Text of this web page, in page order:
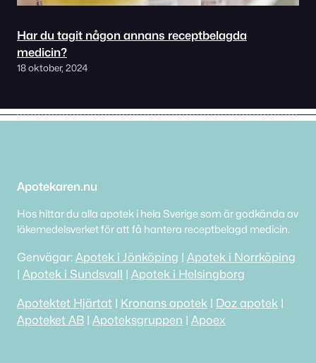
Har du tagit någon annans receptbelagda
medicin?
18 oktober, 2024
Apotekaren.nu
Hos hittar du alla apotek i hela Sverige som är godkända av
läkemedelsverket för att få hantera receptbelagd medicin.
Genvägar: Apotek i Jönköping | Apotek i Norrköping
| Apotek i Sundsvall | Apotek i Helsingborg
Apotektet Hjärtat | Kronans apotek | Doz apotek |
Apoteket AB | Apoteksgruppen | Apoex